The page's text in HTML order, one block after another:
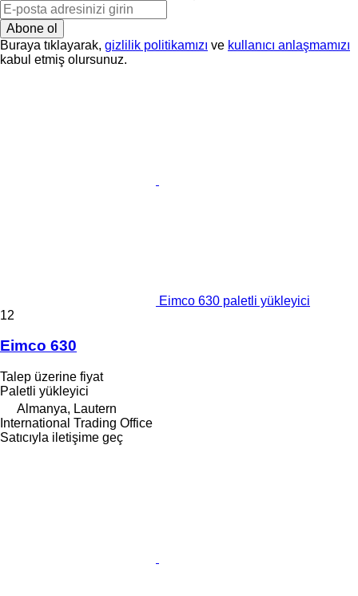
Abone ol
Buraya tıklayarak, gizlilik politikamızı ve kullanıcı anlaşmamızı
kabul etmiş olursunuz.
Eimco 630 paletli yükleyici
12
Eimco 630
Talep üzerine fiyat
Paletli yükleyici
Almanya, Lautern
International Trading Office
Satıcıyla iletişime geç